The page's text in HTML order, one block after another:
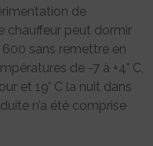
de
chauffeur peut dormir
600 sans remettre en
de -7 à +4° C,
et 19° C la nuit dans
n’a été comprise